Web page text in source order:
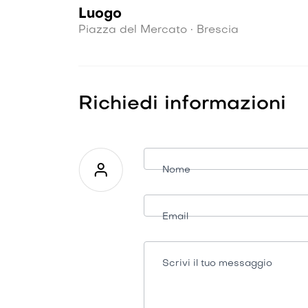
Luogo
Piazza del Mercato • Brescia
Richiedi informazioni
Richiesta
informazioni
Nome
Email
Scrivi il tuo messaggio